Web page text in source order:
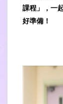
課程」，一
好準備！